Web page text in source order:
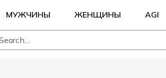
МУЖЧИНЫ ЖЕНЩИНЫ AGI